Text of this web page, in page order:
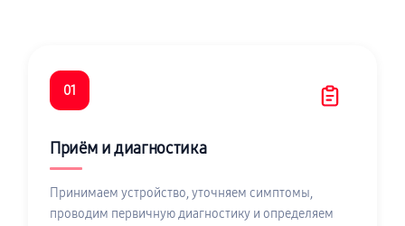
01
Приём и диагностика
Принимаем устройство, уточняем симптомы,
проводим первичную диагностику и определяем